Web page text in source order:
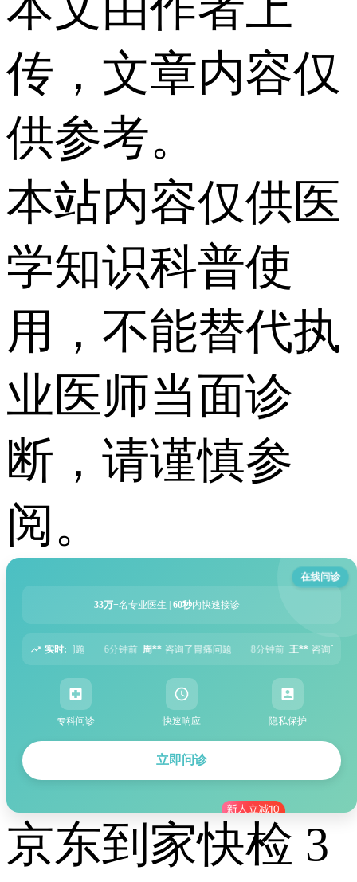
传，文章内容仅
供参考。
本站内容仅供医
学知识科普使
用，不能替代执
业医师当面诊
断，请谨慎参
阅。
在线问诊
33万+名专业医生 | 60秒内快速接诊
实时:
咨询了胃痛问题 8分钟前 王** 咨询了头痛问题 12分钟前 刘** 咨询了
专科问诊 快速响应 隐私保护
立即问诊
京东到家快检 3